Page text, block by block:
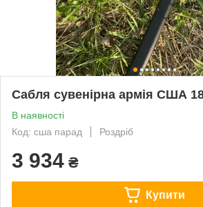
Сабля сувенірна армія США
В наявності
Код: сша парад
Роздріб
3 934 ₴
Купити